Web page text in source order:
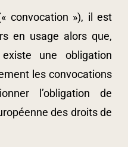
convocation »), il est
en usage alors que,
une obligation
les convocations
l’obligation de
des droits de